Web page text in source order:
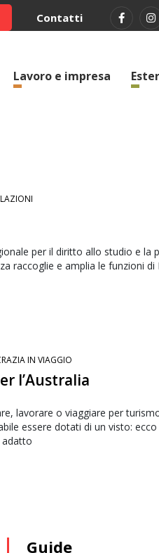
Contatti
Lavoro e impresa
per il diritto allo studio e la
raccoglie e amplia le funzioni di
IN VIAGGIO
l’Australia
lavorare o viaggiare per
essere dotati di un visto:
adatto
Guide